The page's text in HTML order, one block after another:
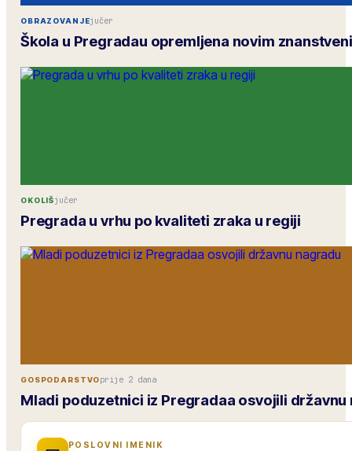
OBRAZOVANJEjučer
Škola u Pregradau opremljena novim
OKOLIŠjučer
Pregrada u vrhu po kvaliteti zraka u regiji
GOSPODARSTVOprije 2 dana
Mladi poduzetnici iz Pregradaa osvojili državnu
POSLOVNI IMENIK